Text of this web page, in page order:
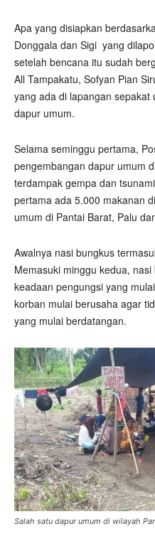
Apa yang disiapkan
Donggala dan Sigi yang
setelah bencana itu sudah
All Tampakatu, Sofyan Pian
yang ada di lapangan
dapur umum.
Selama seminggu pertama,
pengembangan dapur umum
terdampak gempa dan
pertama ada 5.000 makanan
umum di Pantai Barat, Palu
Awalnya nasi bungkus
Memasuki minggu kedua,
keadaan pengungsi yang
korban mulai berusaha agar
yang mulai berdatangan.
Salah satu dapur umum di wilayah